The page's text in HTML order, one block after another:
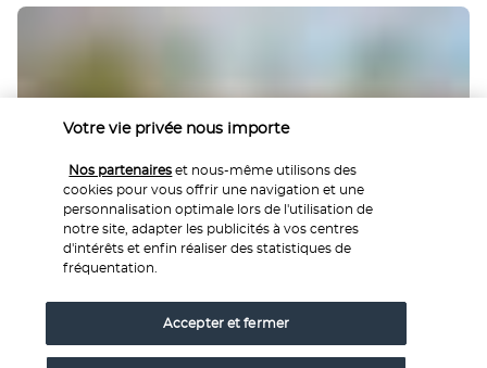
Ambiance décontractée et vue envoutante sur l’une des
plus belles plages de l’ile Maurice : Beach rouge est
l’endroit idéal pour déjeuner ou siroter un cocktail.
Restaurant de plage le jour, lieu animé à la nuit tombée :
Votre vie privée nous importe
Nos partenaires et nous-même utilisons des
cookies pour vous offrir une navigation et une
personnalisation optimale lors de l'utilisation de
notre site, adapter les publicités à vos centres
d'intérêts et enfin réaliser des statistiques de
fréquentation.
Accepter et fermer